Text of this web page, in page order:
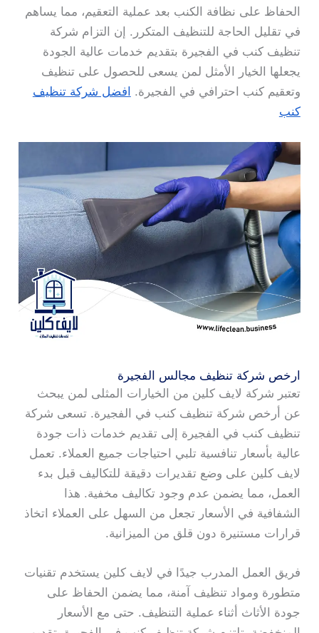
الحفاظ على نظافة الكنب بعد عملية التعقيم، مما يساهم
في تقليل الحاجة للتنظيف المتكرر. إن التزام شركة
تنظيف كنب في الفجيرة بتقديم خدمات عالية الجودة
يجعلها الخيار الأمثل لمن يسعى للحصول على تنظيف
وتعقيم كنب احترافي في الفجيرة.
افضل شركة تنظيف
كنب
ارخص شركة تنظيف مجالس الفجيرة
تعتبر شركة لايف كلين من الخيارات المثلى لمن يبحث
عن أرخص شركة تنظيف كنب في الفجيرة. تسعى شركة
تنظيف كنب في الفجيرة إلى تقديم خدمات ذات جودة
عالية بأسعار تنافسية تلبي احتياجات جميع العملاء. تعمل
لايف كلين على وضع تقديرات دقيقة للتكاليف قبل بدء
العمل، مما يضمن عدم وجود تكاليف مخفية. هذا
الشفافية في الأسعار تجعل من السهل على العملاء اتخاذ
قرارات مستنيرة دون قلق من الميزانية.
فريق العمل المدرب جيدًا في لايف كلين يستخدم تقنيات
متطورة ومواد تنظيف آمنة، مما يضمن الحفاظ على
جودة الأثاث أثناء عملية التنظيف. حتى مع الأسعار